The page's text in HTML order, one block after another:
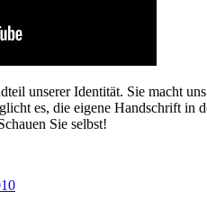
unserer Identität. Sie macht
es, die eigene Handschrift in
Sie selbst!